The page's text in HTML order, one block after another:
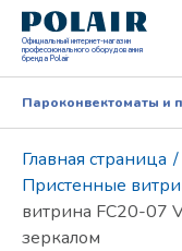
Официальный интернет-магазин
профессионального оборудования
бренда Polair
Пароконвектоматы и
Главная страница /
Пристенные
витрина FC20-07
зеркалом